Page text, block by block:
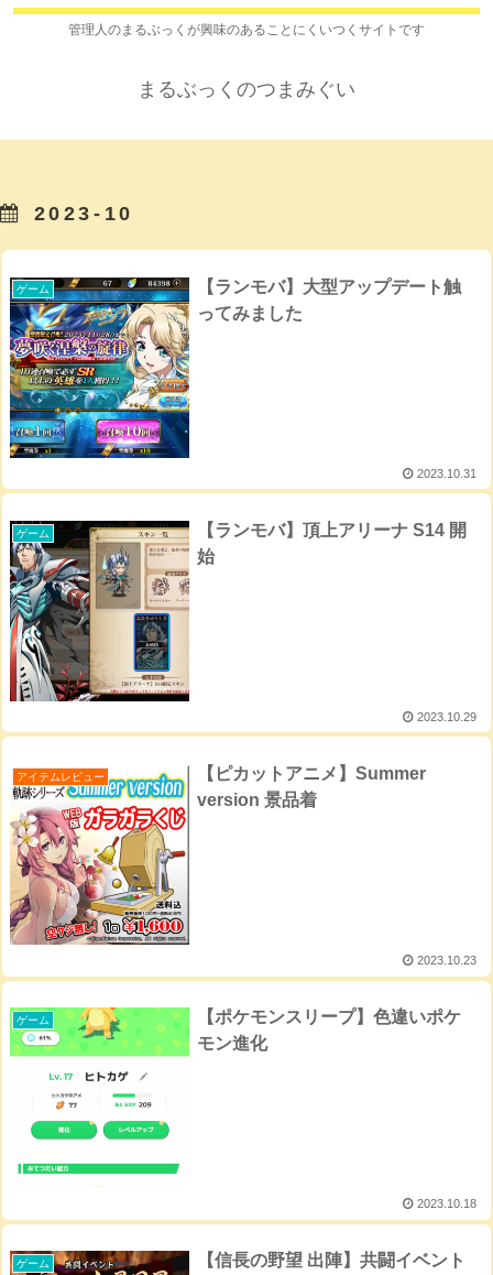
管理人のまるぶっくが興味のあることにくいつくサイトです
まるぶっくのつまみぐい
2023-10
ゲーム
【ランモバ】大型アップデート触
ってみました
2023.10.31
ゲーム
【ランモバ】頂上アリーナ S14 開
始
2023.10.29
アイテムレビュー
【ピカットアニメ】Summer
version 景品着
2023.10.23
ゲーム
【ポケモンスリープ】色違いポケ
モン進化
2023.10.18
ゲーム
【信長の野望 出陣】共闘イベント